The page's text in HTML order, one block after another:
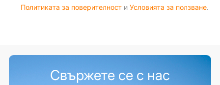
Политиката за поверителност и Условията за ползване.
Свържете се с нас